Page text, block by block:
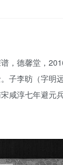
，德馨堂，
子李昉（字明
咸淳七年避元